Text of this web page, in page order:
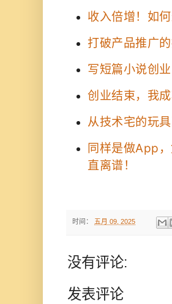
收入倍增！如
打破产品推广
写短篇小说创
创业结束，我
从技术宅的玩
同样是做App
直离谱！
时间： 五月 09, 2025
没有评论:
发表评论